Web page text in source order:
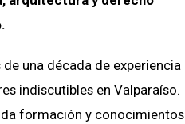
una década de experiencia
indiscutibles en Valparaíso.
formación y conocimientos